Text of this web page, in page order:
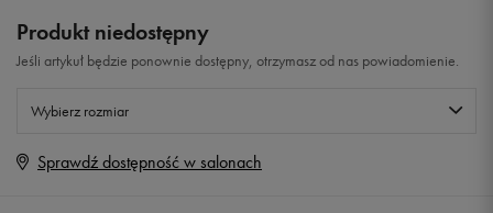
Produkt niedostępny
Jeśli artykuł będzie ponownie dostępny, otrzymasz od nas powiadomienie.
Wybierz rozmiar
Rozmiary EU
Sprawdź dostępność w salonach